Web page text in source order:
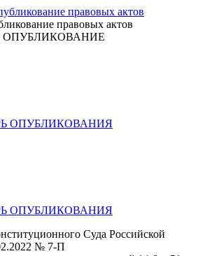
правовых актов
ОПУБЛИКОВАНИЯ
ОПУБЛИКОВАНИЯ
Суда Российской
№ 7-П